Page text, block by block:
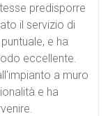
predisporre
il servizio di
e ha
eccellente.
a muro
e ha